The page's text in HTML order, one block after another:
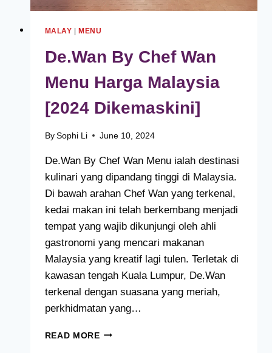
MALAY MENU
De.Wan By Chef Wan
Menu Harga Malaysia
[2024 Dikemaskini]
By Sophi Li June 10, 2024
De.Wan By Chef Wan Menu ialah destinasi
kulinari yang dipandang tinggi di Malaysia.
Di bawah arahan Chef Wan yang terkenal,
kedai makan ini telah berkembang menjadi
tempat yang wajib dikunjungi oleh ahli
gastronomi yang mencari makanan
Malaysia yang kreatif lagi tulen. Terletak di
kawasan tengah Kuala Lumpur, De.Wan
terkenal dengan suasana yang meriah,
perkhidmatan yang…
READ MOREDE.WAN